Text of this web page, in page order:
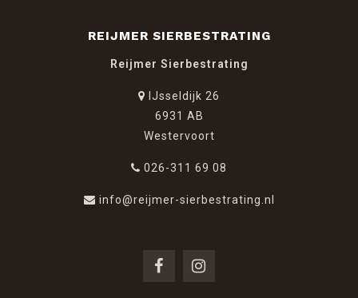
REIJMER SIERBESTRATING
Reijmer Sierbestrating
IJsseldijk 26
6931 AB
Westervoort
026-311 69 08
info@reijmer-sierbestrating.nl